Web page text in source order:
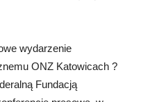
wydarzenie
ONZ Katowicach ?
Fundacją